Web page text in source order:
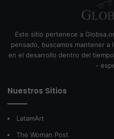
Este sitio pertenece a
pensado, buscamos mantener
en el desarrollo dentro del
-
Nuestros Sitios
LatamArt
The Woman Post